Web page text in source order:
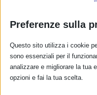
Preferenze sulla
Questo sito utilizza i cookie
sono essenziali per il
analizzare e migliorare la tua
opzioni e fai la tua scelta.